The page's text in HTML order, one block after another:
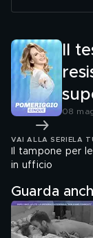
Il
08
VAI ALLA SERIE LA
Il tampone per
in ufficio
Guarda